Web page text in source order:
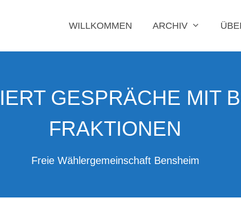
WILLKOMMEN ARCHIV
GESPRÄCHE MIT
FRAKTIONEN
Freie Wählergemeinschaft Bensheim